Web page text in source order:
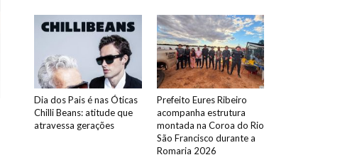
Dia dos Pais é nas Óticas
Chilli Beans: atitude que
atravessa gerações
Prefeito Eures Ribeiro
acompanha estrutura
montada na Coroa do Rio
São Francisco durante a
Romaria 2026